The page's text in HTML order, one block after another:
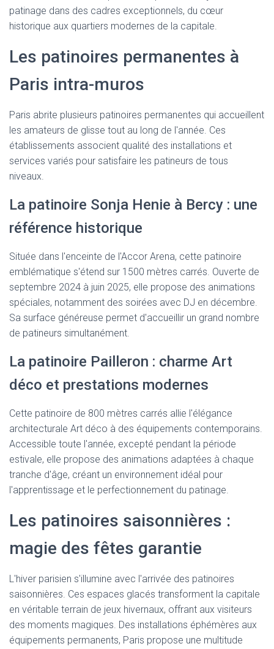
patinage dans des cadres exceptionnels, du cœur
historique aux quartiers modernes de la capitale.
Les patinoires permanentes à
Paris intra-muros
Paris abrite plusieurs patinoires permanentes qui accueillent
les amateurs de glisse tout au long de l'année. Ces
établissements associent qualité des installations et
services variés pour satisfaire les patineurs de tous
niveaux.
La patinoire Sonja Henie à Bercy : une
référence historique
Située dans l'enceinte de l'Accor Arena, cette patinoire
emblématique s'étend sur 1500 mètres carrés. Ouverte de
septembre 2024 à juin 2025, elle propose des animations
spéciales, notamment des soirées avec DJ en décembre.
Sa surface généreuse permet d'accueillir un grand nombre
de patineurs simultanément.
La patinoire Pailleron : charme Art
déco et prestations modernes
Cette patinoire de 800 mètres carrés allie l'élégance
architecturale Art déco à des équipements contemporains.
Accessible toute l'année, excepté pendant la période
estivale, elle propose des animations adaptées à chaque
tranche d'âge, créant un environnement idéal pour
l'apprentissage et le perfectionnement du patinage.
Les patinoires saisonnières :
magie des fêtes garantie
L'hiver parisien s'illumine avec l'arrivée des patinoires
saisonnières. Ces espaces glacés transforment la capitale
en véritable terrain de jeux hivernaux, offrant aux visiteurs
des moments magiques. Des installations éphémères aux
équipements permanents, Paris propose une multitude